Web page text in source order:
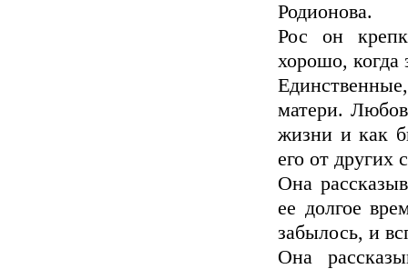
Родионова.
Рос он
хорошо, когда
матери.
жизни и как
его от других
Она
ее долгое
забылось, и
Она